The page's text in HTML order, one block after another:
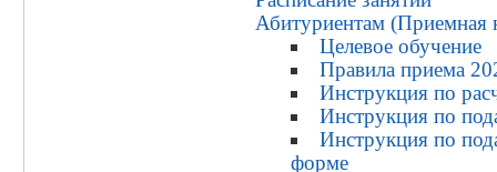
Абитуриентам (Приемная
Целевое обучение
Правила приема
Инструкция по
Инструкция по
Инструкция по
форме